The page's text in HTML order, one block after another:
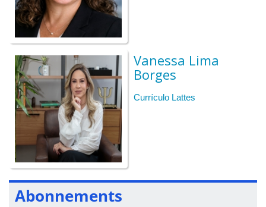
Vanessa Lima
Borges
Currículo Lattes
Abonnements